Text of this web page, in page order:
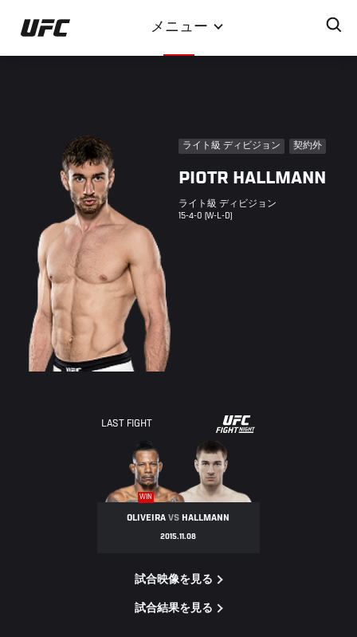
イ
ン
メニュー
ライト級 ディビジョン 契約外
PIOTR HALLMANN
ライト級 ディビジョン
15-4-0 (W-L-D)
LAST FIGHT
UFC
FIGHT
NIGHT
WIN
OLIVEIRAVS HALLMANN
2015.11.08
試合映像を見る
試合結果を見る